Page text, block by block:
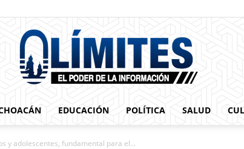
EDUCACIÓN POLÍTICA SALUD
y adolescentes, fundamental para el...